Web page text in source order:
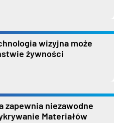
wizyjna może
żywności
zapewnia niezawodne
Materiałów